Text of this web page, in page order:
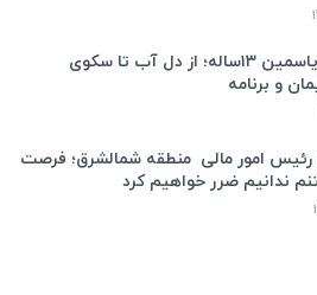
راز موفقیت یاسمین ۱۳ساله؛ از دل آب تا سکوی
و برنامه
رئیس امور مالی منطقه شمالشرق؛ فرصت
ندانیم ضرر خواهیم کرد